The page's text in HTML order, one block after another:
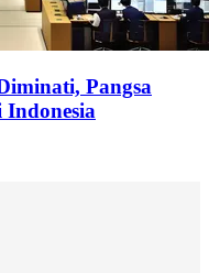
Pangsa
Indonesia